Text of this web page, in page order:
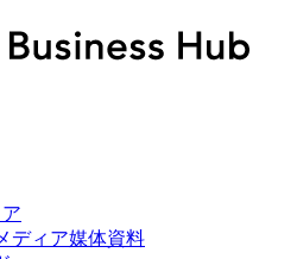
ディア媒体資料